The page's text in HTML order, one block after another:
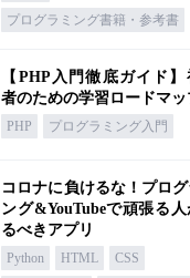
プログラミング書籍・参考書
【PHP入門徹底ガイド】
者のための学習ロードマッ
PHP プログラミング入門
コロナに負けるな！プログ
ング&YouTubeで頑張る
るべきアプリ
Python HTML
CSS